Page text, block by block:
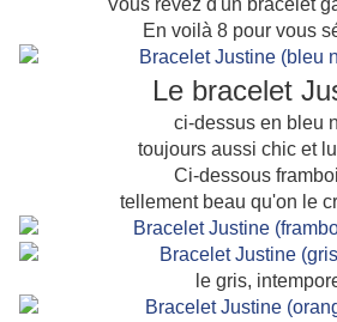
Vous rêvez d'un bracelet
En voilà 8 pour vous
Le bracelet
ci-dessus en bleu
toujours aussi chic et
Ci-dessous
tellement beau qu'on le
le gris,